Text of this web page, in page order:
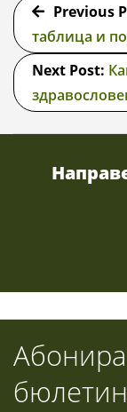
06-
24
Previous
таблица и
Next Post:
бюлетин